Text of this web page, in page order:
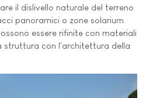
il dislivello naturale del terreno
panoramici o zone solarium
essere rifinite con materiali
struttura con l'architettura della